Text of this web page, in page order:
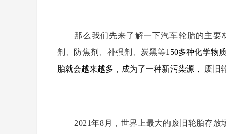
那么我们先来了解一下汽车轮胎的主
剂、防焦剂、补强剂、炭黑等150多种化学物
胎就会越来越多，成为了一种新污染源，
废旧
2021年8月，世界上最大的废旧轮胎存